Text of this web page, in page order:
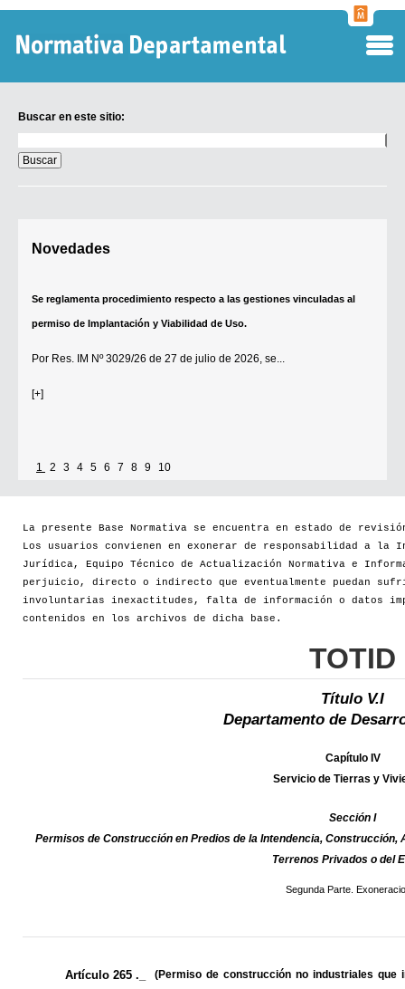
Buscar en este sitio:
en
este
sitio:
Novedades
Se reglamenta procedimiento respecto a las gestiones vinculadas al
permiso de Implantación y Viabilidad de Uso.
Por Res. IM Nº 3029/26 de 27 de julio de 2026, se...
[+]
1 2 3 4 5 6 7 8 9 10
La presente Base Normativa se encuentra en estado de
Los usuarios convienen en exonerar de responsabilidad a la
Jurídica, Equipo Técnico de Actualización Normativa e
perjuicio, directo o indirecto que eventualmente puedan
involuntarias inexactitudes, falta de información o datos
contenidos en los archivos de dicha base.
TOTID
Título V.I
Departamento de
Capítulo IV
Servicio de Tierras y
Sección I
Permisos de Construcción en Predios de la Intendencia,
Terrenos Privados o del
Segunda Parte.
Artículo 265 ._
(Permiso de construcción no industriales que